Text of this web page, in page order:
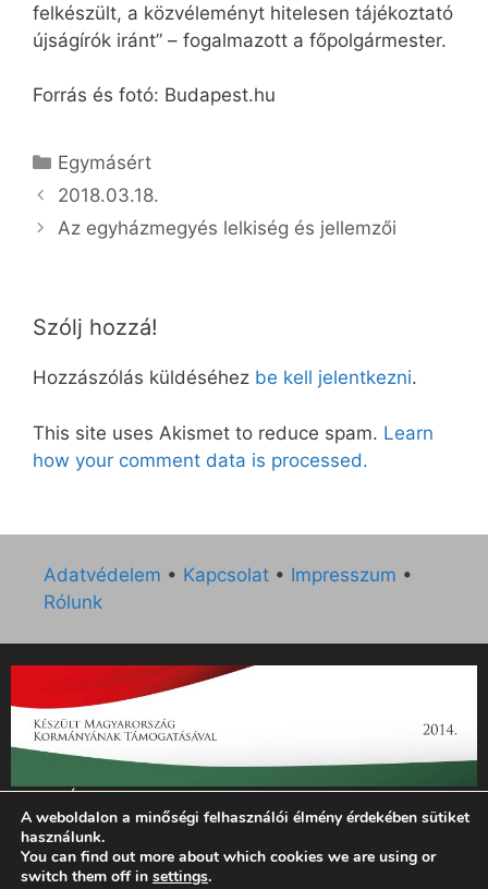
felkészült, a közvéleményt hitelesen tájékoztató
újságírók iránt” – fogalmazott a főpolgármester.
Forrás és fotó: Budapest.hu
Kategória
Egymásért
2018.03.18.
Az egyházmegyés lelkiség és jellemzői
Szólj hozzá!
Hozzászólás küldéséhez be kell jelentkezni.
This site uses Akismet to reduce spam. Learn
how your comment data is processed.
Adatvédelem • Kapcsolat • Impresszum •
Rólunk
„Az Új Ember katolikus hetilap 2014. évi működésének
támogatását az EGYH-KCP-14-P-0121 sz. támogatási
szerződés keretében 3 000 000 Ft összegben támogatta az
Emberi Erőforrások Minisztériuma.”
A weboldalon a minőségi felhasználói élmény érdekében sütiket
használunk.
You can find out more about which cookies we are using or
switch them off in settings.